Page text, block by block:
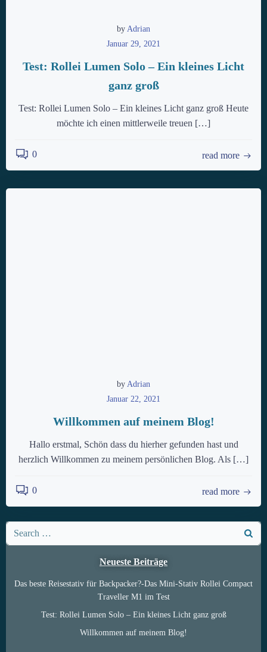
by Adrian
Januar 29, 2021
Test: Rollei Lumen Solo – Ein kleines Licht
ganz groß
Test: Rollei Lumen Solo – Ein kleines Licht ganz groß Heute
möchte ich einen mittlerweile treuen […]
0 read more
by Adrian
Januar 22, 2021
Willkommen auf meinem Blog!
Hallo erstmal, Schön dass du hierher gefunden hast und
herzlich Willkommen zu meinem persönlichen Blog. Als […]
0 read more
Search
for:
Neueste Beiträge
Das beste Reisestativ für Backpacker?-Das Mini-Stativ Rollei Compact
Traveller M1 im Test
Test: Rollei Lumen Solo – Ein kleines Licht ganz groß
Willkommen auf meinem Blog!